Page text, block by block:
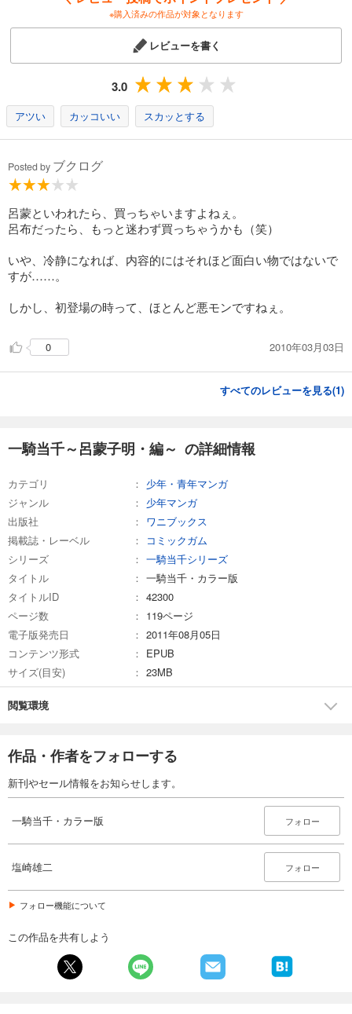
※購入済みの作品が対象となります
レビューを書く
3.0
アツい カッコいい スカッとする
Posted by ブクログ
呂蒙といわれたら、買っちゃいますよねぇ。
呂布だったら、もっと迷わず買っちゃうかも（笑）
いや、冷静になれば、内容的にはそれほど面白い物ではないで
すが……。
しかし、初登場の時って、ほとんど悪モンですねぇ。
0 2010年03月03日
すべてのレビューを見る(1)
一騎当千～呂蒙子明・編～ の詳細情報
カテゴリ
少年・青年マンガ
ジャンル
少年マンガ
出版社
ワニブックス
掲載誌・レーベル
コミックガム
シリーズ
一騎当千シリーズ
タイトル
一騎当千・カラー版
タイトルID
42300
ページ数
119ページ
電子版発売日
2011年08月05日
コンテンツ形式
EPUB
サイズ(目安)
23MB
閲覧環境
作品・作者をフォローする
新刊やセール情報をお知らせします。
一騎当千・カラー版 フォロー
塩崎雄二 フォロー
フォロー機能について
この作品を共有しよう